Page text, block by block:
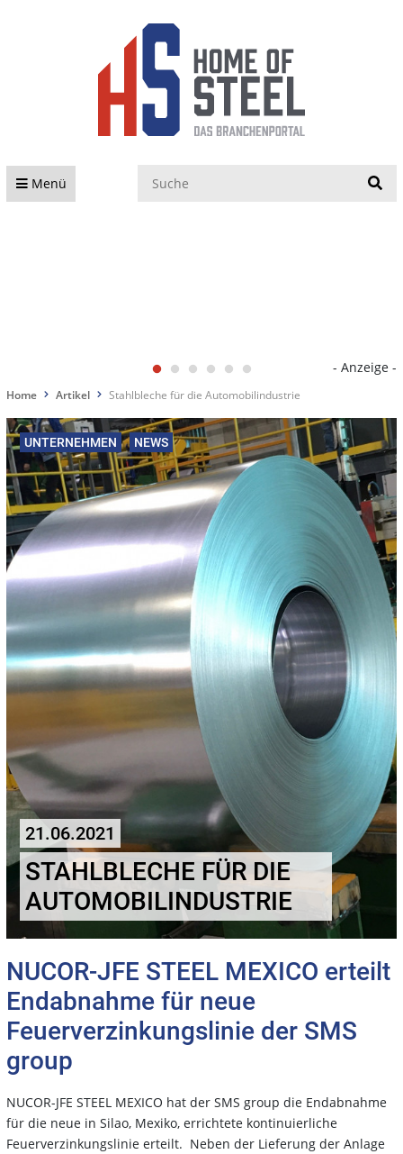
Menü
- Anzeige -
Home Artikel Stahlbleche für die Automobilindustrie
UNTERNEHMEN NEWS
21.06.2021
STAHLBLECHE FÜR DIE
AUTOMOBILINDUSTRIE
NUCOR-JFE STEEL MEXICO erteilt
Endabnahme für neue
Feuerverzinkungslinie der SMS
group
NUCOR-JFE STEEL MEXICO hat der SMS group die Endabnahme
für die neue in Silao, Mexiko, errichtete kontinuierliche
Feuerverzinkungslinie erteilt. Neben der Lieferung der Anlage